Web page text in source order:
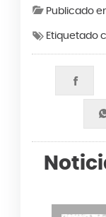
Publicado
Etiquetado